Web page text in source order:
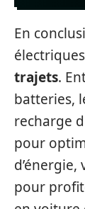
En
trajets.
batteries,
recharge
pour
pour